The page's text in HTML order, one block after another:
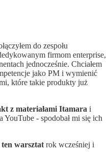
do zespołu
firmom enterprise,
jednocześnie. Chciałem
jako PM i wymienić
które takie produkty już
z materiałami Itamara i
YouTube - spodobał mi się ich
ten warsztat rok wcześniej i